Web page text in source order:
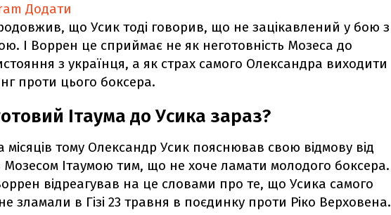
Додати
що Усик тоді говорив, що не зацікавлений у бою з
І Воррен це сприймає не як неготовність Мозеса до
з українця, а як страх самого Олександра виходити
проти цього боксера.
Ітаума до Усика зараз?
місяців тому Олександр Усик пояснював свою відмову від
Ітаумою тим, що не хоче ламати молодого боксера.
відреагував на це словами про те, що Усика самого
зламали в Гізі 23 травня в поєдинку проти Ріко Верховена.